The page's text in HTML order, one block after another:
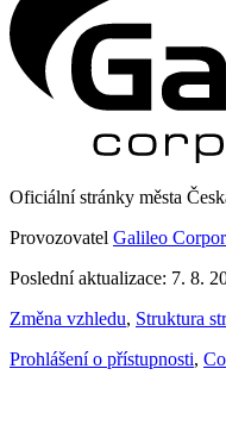
Oficiální stránky města
Provozovatel Galileo
Poslední aktualizace: 7. 8.
Změna vzhledu, Struktura
Prohlášení o přístupnosti,